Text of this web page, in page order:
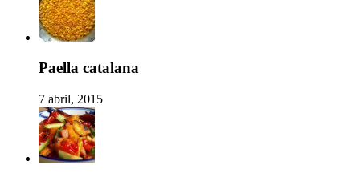
Paella catalana
7 abril, 2015